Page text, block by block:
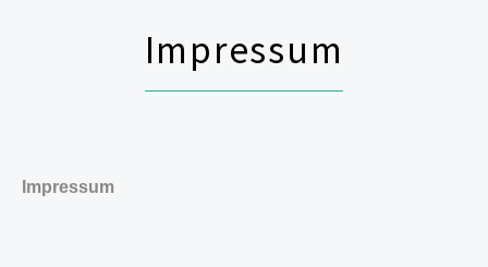
Impressum
Impressum